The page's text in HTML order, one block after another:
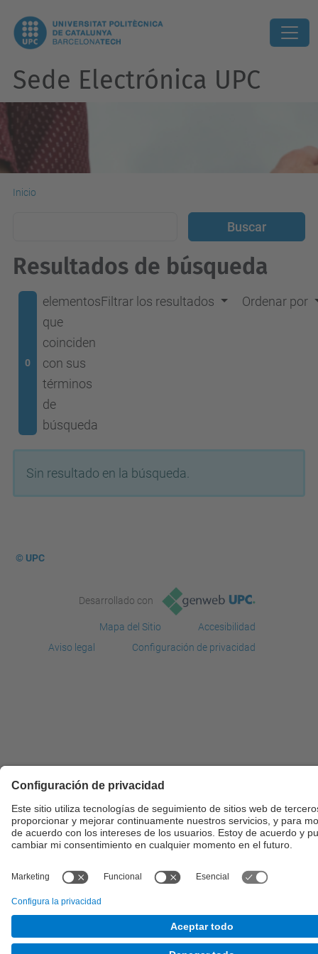
Sede Electrónica UPC
Inicio
Resultados de búsqueda
0
elementos
que
coinciden
con sus
términos
de
búsqueda
Filtrar los resultados Ordenar por
Sin resultado en la búsqueda.
© UPC
Desarrollado con
Mapa del Sitio
Accesibilidad
Aviso legal
Configuración de privacidad